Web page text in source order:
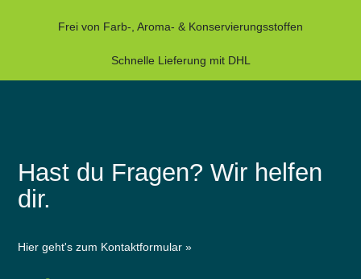
Frei von Farb-, Aroma- & Konservierungsstoffen
Schnelle Lieferung mit DHL
Hast du Fragen? Wir helfen
dir.
Hier geht's zum Kontaktformular »